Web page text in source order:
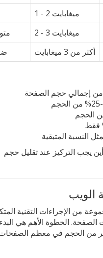
1 - 2 ميغابايت
2 - 3 ميغابايت
أكثر من 3 ميغابايت
النسبة المتبقية
يجب التركيز عند تقليل حجم
الويب
من الإجراءات التقنية
الخطوة الأهم هي
من الحجم في معظم